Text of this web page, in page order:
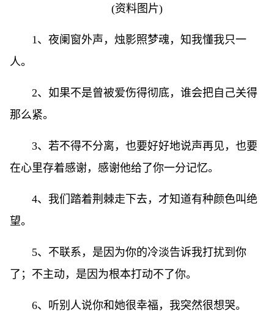
(资料图片)
1、夜阑窗外声，烛影照梦魂，知我懂我只一
人。
2、如果不是曾被爱伤得彻底，谁会把自己关得
那么紧。
3、若不得不分离，也要好好地说声再见，也要
在心里存着感谢，感谢他给了你一分记忆。
4、我们踏着荆棘走下去，才知道有种颜色叫绝
望。
5、不联系，是因为你的冷淡告诉我打扰到你
了；不主动，是因为根本打动不了你。
6、听别人说你和她很幸福，我突然很想哭。